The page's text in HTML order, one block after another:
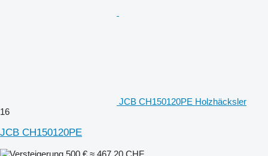
JCB CH150120PE Holzhäcksler
16
JCB CH150120PE
500 € ≈ 467,20 CHF